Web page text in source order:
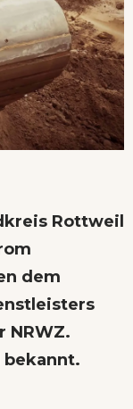
Rottweil
dem
NRWZ.
bekannt.